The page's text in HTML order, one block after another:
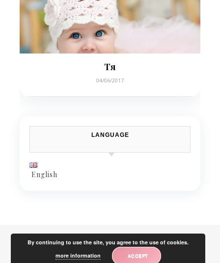
Тя
04/06/2017
LANGUAGE
English
By continuing to use the site, you agree to the use of cookies.
more information
ACCEPT